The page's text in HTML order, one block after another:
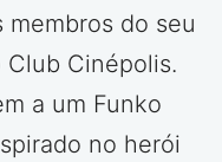
membros do seu
Cinépolis.
a um Funko
no herói